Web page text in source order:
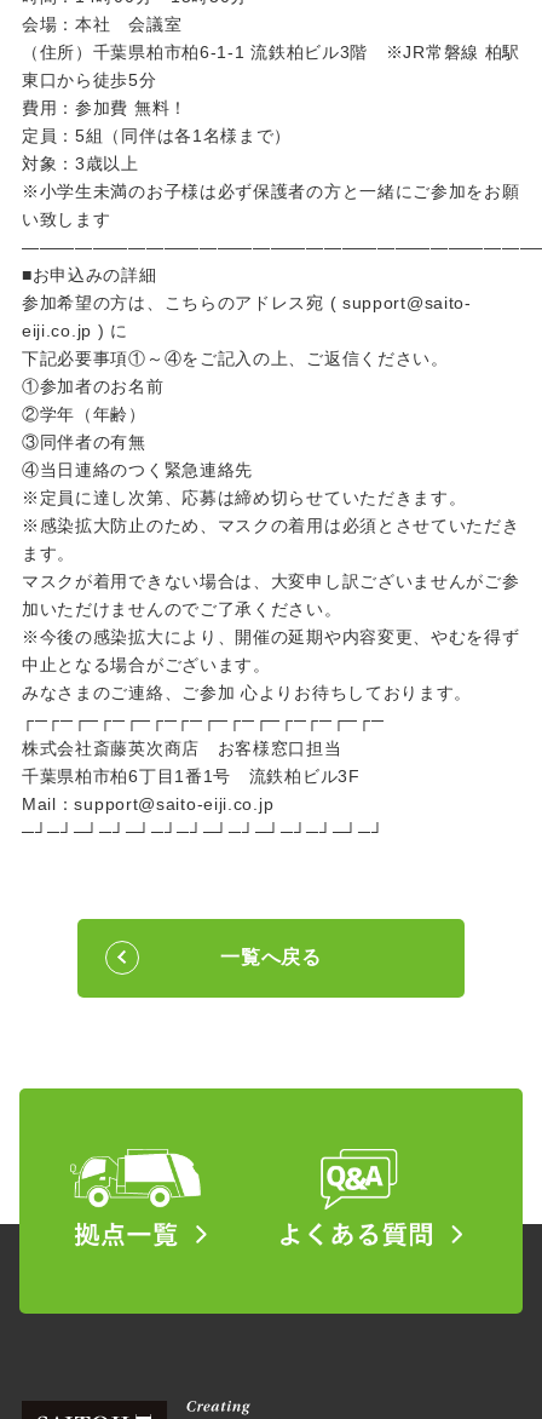
会場：本社 会議室
（住所）千葉県柏市柏6-1-1 流鉄柏ビル3階 ※JR常磐線 柏駅
東口から徒歩5分
費用：参加費 無料！
定員：5組（同伴は各1名様まで）
対象：3歳以上
※小学生未満のお子様は必ず保護者の方と一緒にご参加をお願
い致します
■お申込みの詳細
参加希望の方は、こちらのアドレス宛 ( support@saito-
eiji.co.jp ) に
下記必要事項①～④をご記入の上、ご返信ください。
①参加者のお名前
②学年（年齢）
③同伴者の有無
④当日連絡のつく緊急連絡先
※定員に達し次第、応募は締め切らせていただきます。
※感染拡大防止のため、マスクの着用は必須とさせていただき
ます。
マスクが着用できない場合は、大変申し訳ございませんがご参
加いただけませんのでご了承ください。
※今後の感染拡大により、開催の延期や内容変更、やむを得ず
中止となる場合がございます。
みなさまのご連絡、ご参加 心よりお待ちしております。
┌─┌─┌─┌─┌─┌─┌─┌─┌─┌─┌─┌─┌─┌─
株式会社斎藤英次商店 お客様窓口担当
千葉県柏市柏6丁目1番1号 流鉄柏ビル3F
Mail：support@saito-eiji.co.jp
─┘─┘─┘─┘─┘─┘─┘─┘─┘─┘─┘─┘─┘─┘
一覧へ戻る